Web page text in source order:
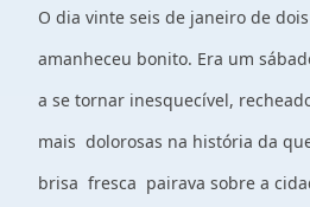
O dia vinte seis de janeiro de
amanheceu bonito. Era um
a se tornar inesquecível,
mais dolorosas na história da
brisa fresca pairava sobre a